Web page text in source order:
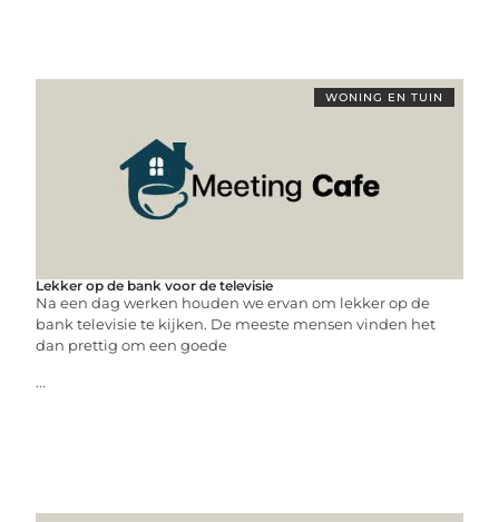
WONING EN TUIN
Lekker op de bank voor de televisie
Na een dag werken houden we ervan om lekker op de
bank televisie te kijken. De meeste mensen vinden het
dan prettig om een goede
...